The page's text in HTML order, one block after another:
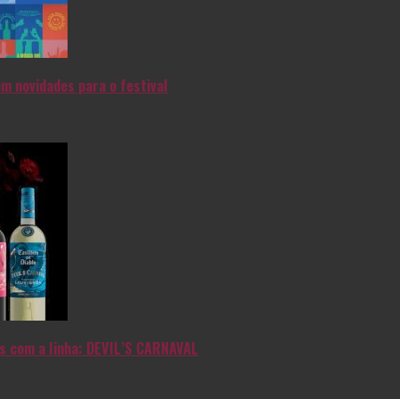
novidades para o festival
a linha: DEVIL’S CARNAVAL